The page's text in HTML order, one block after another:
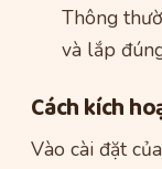
Thông
và lắp
Cách kích
Vào cài đặt